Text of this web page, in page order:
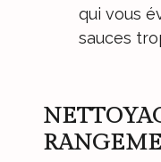
qui vous
sauces